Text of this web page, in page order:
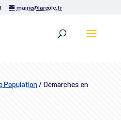
mairie@lareole.fr
Population/Démarches en